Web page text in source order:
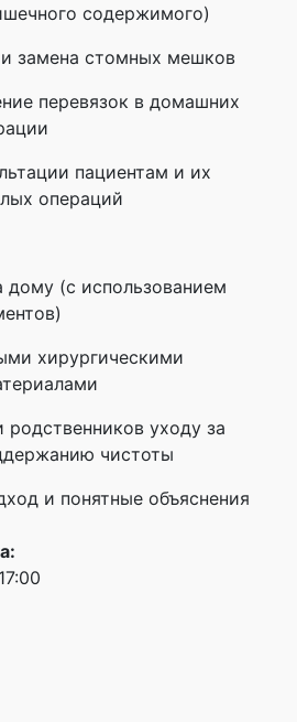
содержимого)
замена стомных мешков
перевязок в домашних
пациентам и их
операций
дому (с использованием
хирургическими
родственников уходу за
чистоты
и понятные объяснения